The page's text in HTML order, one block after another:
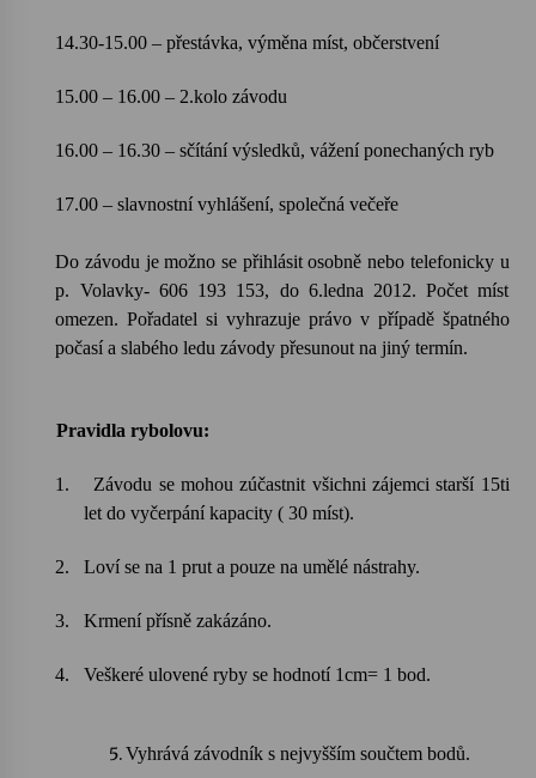
Za kulturou kousek za Humpolec. V Želivě ožije
odkaz Josefa Čapka
Varhanní recitál Michala Novenka v Klášteře
Želiv
Petr Adamec – Malovaný svět
30. 6. 2026
14.30-15.00 – přestávka, výměna míst, občerstvení
15.00 – 16.00 – 2.kolo závodu
16.00 – 16.30 – sčítání výsledků, vážení ponechaných ryb
17.00 – slavnostní vyhlášení, společná večeře
Do závodu je možno se přihlásit osobně nebo telefonicky u
p. Volavky- 606 193 153, do 6.ledna 2012. Počet míst
omezen. Pořadatel si vyhrazuje právo v případě špatného
počasí a slabého ledu závody přesunout na jiný termín.
Pravidla rybolovu:
1.
Závodu se mohou zúčastnit všichni zájemci starší 15ti
let do vyčerpání kapacity ( 30 míst).
2. Loví se na 1 prut a pouze na umělé nástrahy.
3. Krmení přísně zakázáno.
4. Veškeré ulovené ryby se hodnotí 1cm= 1 bod.
Vyhrává závodník s nejvyšším součtem bodů.